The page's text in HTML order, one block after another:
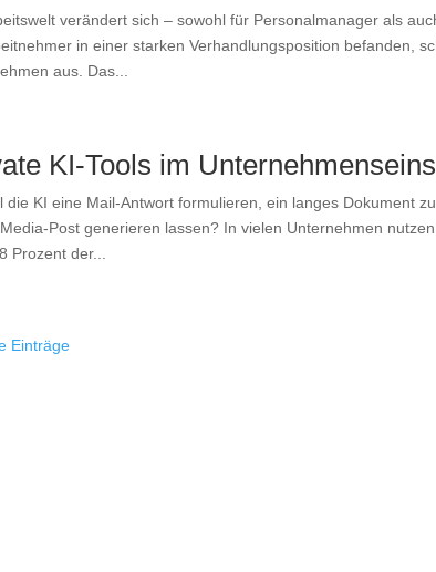
verändert sich – sowohl für Personalmanager als
in einer starken Verhandlungsposition befanden,
aus. Das...
KI-Tools im
die KI eine Mail-Antwort formulieren, ein langes Dokument
Post generieren lassen? In vielen Unternehmen
Prozent der...
Einträge